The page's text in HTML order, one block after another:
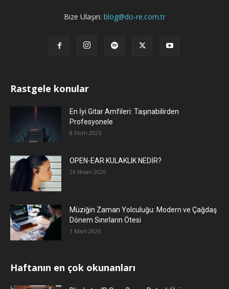
Bize Ulaşın: blog@do-re.com.tr
Rastgele konular
En İyi Gitar Amfileri: Taşınabilirden
Profesyonele
8 Ekim 2025
OPEN-EAR KULAKLIK NEDİR?
26 Nisan 2026
Müziğin Zaman Yolculuğu: Modern ve Çağdaş
Dönem Sınırların Ötesi
1 Mart 2026
Haftanın en çok okunanları